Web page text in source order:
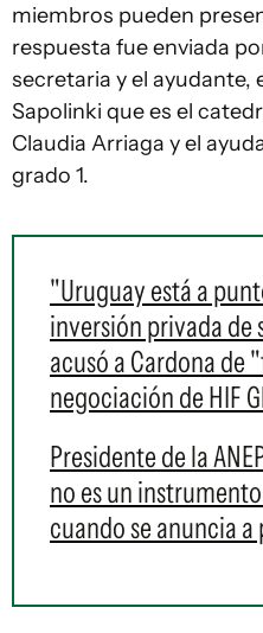
miembros pueden
respuesta fue enviada
secretaria y el ayudante,
Sapolinki que es el
Claudia Arriaga y el
grado 1.
"Uruguay está a
inversión privada de
acusó a Cardona de
negociación de HIF
Presidente de la
no es un
cuando se anuncia a